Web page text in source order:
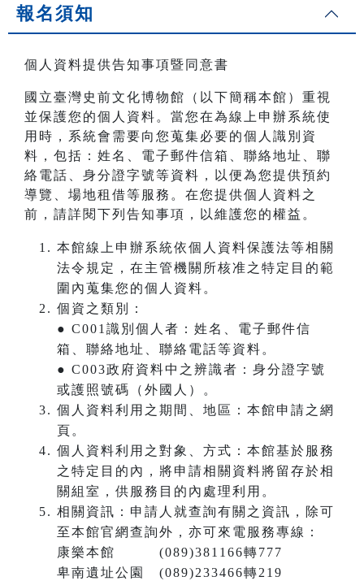
報名須知
個人資料提供告知事項暨同意書
國立臺灣史前文化博物館（以下簡稱本館）重視
並保護您的個人資料。當您在為線上申辦系統使
用時，系統會需要向您蒐集必要的個人識別資
料，包括：姓名、電子郵件信箱、聯絡地址、聯
絡電話、身分證字號等資料，以便為您提供預約
導覽、場地租借等服務。在您提供個人資料之
前，請詳閱下列告知事項，以維護您的權益。
本館線上申辦系統依個人資料保護法等相關
法令規定，在主管機關所核准之特定目的範
圍內蒐集您的個人資料。
個資之類別：
● C001識別個人者：姓名、電子郵件信
箱、聯絡地址、聯絡電話等資料。
● C003政府資料中之辨識者：身分證字號
或護照號碼（外國人）。
個人資料利用之期間、地區：本館申請之網
頁。
個人資料利用之對象、方式：本館基於服務
之特定目的內，將申請相關資料將留存於相
關組室，供服務目的內處理利用。
相關資訊：申請人就查詢有關之資訊，除可
至本館官網查詢外，亦可來電服務專線：
康樂本館 (089)381166轉777
卑南遺址公園 (089)233466轉219